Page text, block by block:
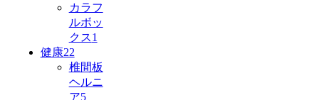
カラフ
ルボッ
クス1
健康22
椎間板
ヘルニ
ア5